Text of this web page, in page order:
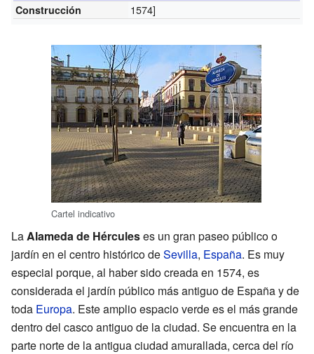
Construcción
1574]
Cartel indicativo
LaAlameda de Hérculeses un gran paseo público o
jardín en el centro histórico deSevilla, España. Es muy
especial porque, al haber sido creada en 1574, es
considerada el jardín público más antiguo de España y de
toda Europa. Este amplio espacio verde es el más grande
dentro del casco antiguo de la ciudad. Se encuentra en la
parte norte de la antigua ciudad amurallada, cerca del río